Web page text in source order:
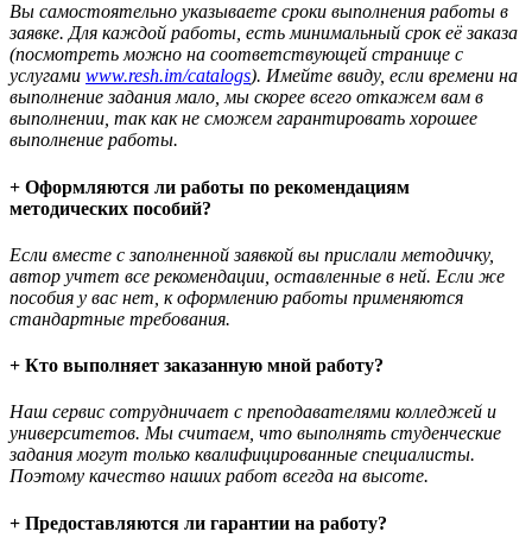
Вы самостоятельно указываете сроки выполнения работы в
заявке. Для каждой работы, есть минимальный срок её заказа
(посмотреть можно на соответствующей странице с
услугами www.resh.im/catalogs). Имейте ввиду, если времени на
выполнение задания мало, мы скорее всего откажем вам в
выполнении, так как не сможем гарантировать хорошее
выполнение работы.
+ Оформляются ли работы по рекомендациям
методических пособий?
Если вместе с заполненной заявкой вы прислали методичку,
автор учтет все рекомендации, оставленные в ней. Если же
пособия у вас нет, к оформлению работы применяются
стандартные требования.
+ Кто выполняет заказанную мной работу?
Наш сервис сотрудничает с преподавателями колледжей и
университетов. Мы считаем, что выполнять студенческие
задания могут только квалифицированные специалисты.
Поэтому качество наших работ всегда на высоте.
+ Предоставляются ли гарантии на работу?